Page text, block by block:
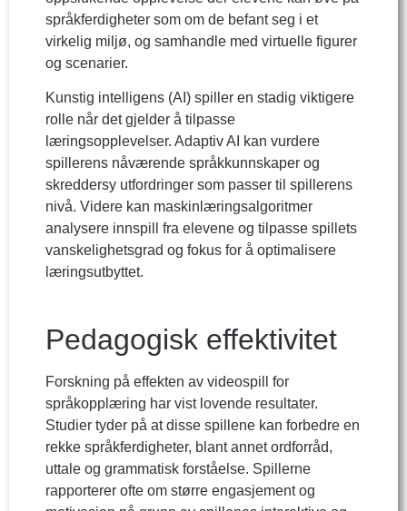
språkferdigheter som om de befant seg i et
virkelig miljø, og samhandle med virtuelle figurer
og scenarier.
Kunstig intelligens (AI) spiller en stadig viktigere
rolle når det gjelder å tilpasse
læringsopplevelser. Adaptiv AI kan vurdere
spillerens nåværende språkkunnskaper og
skreddersy utfordringer som passer til spillerens
nivå. Videre kan maskinlæringsalgoritmer
analysere innspill fra elevene og tilpasse spillets
vanskelighetsgrad og fokus for å optimalisere
læringsutbyttet.
Pedagogisk effektivitet
Forskning på effekten av videospill for
språkopplæring har vist lovende resultater.
Studier tyder på at disse spillene kan forbedre en
rekke språkferdigheter, blant annet ordforråd,
uttale og grammatisk forståelse. Spillerne
rapporterer ofte om større engasjement og